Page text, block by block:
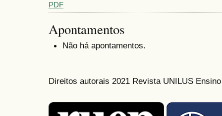
PDF
Apontamentos
Não há apontamentos.
Direitos autorais 2021 Revista UNILUS